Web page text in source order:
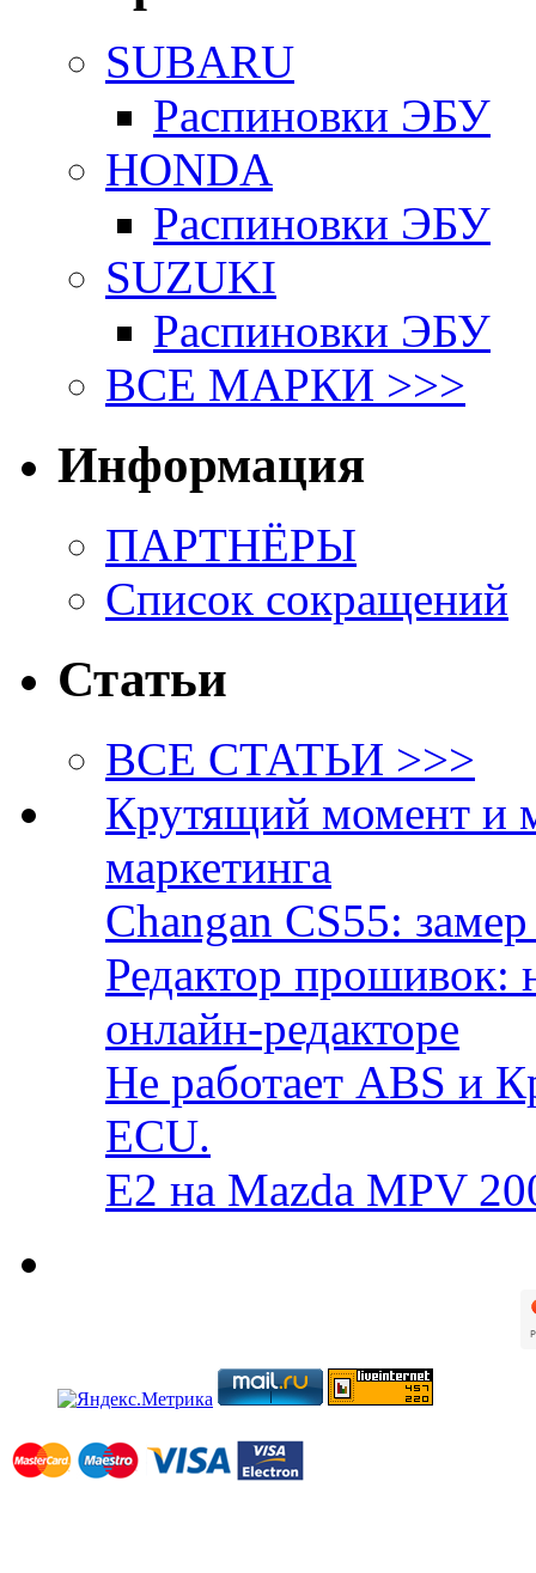
SUBARU
Распиновки ЭБУ
HONDA
Распиновки ЭБУ
SUZUKI
Распиновки ЭБУ
ВСЕ МАРКИ >>>
Информация
ПАРТНЁРЫ
Список сокращений
Статьи
ВСЕ СТАТЬИ >>>
Крутящий момент и
маркетинга
Changan CS55:
Редактор прошивок:
онлайн-редакторе
Не работает ABS и
ECU.
E2 на Mazda MPV